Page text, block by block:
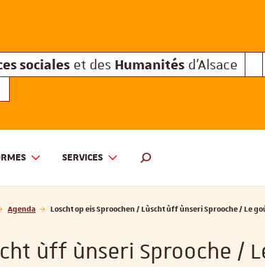
des
sociales et des Humanités d'Alsace
D'ALSACE | MISHA
SERVICES
MOTEUR DE RECHERCHE
Agenda Loscht op eis Sproochen / Lùscht ùff ùnseri Sprooche / Le
ùff ùnseri Sprooche /